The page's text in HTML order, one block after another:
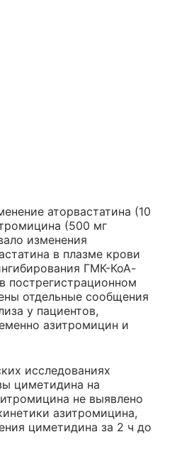
аторвастатина (10
(500 мг
изменения
в плазме крови
ГМК-КоА-
пострегистрационном
отдельные сообщения
у пациентов,
азитромицин и
исследованиях
циметидина на
не выявлено
азитромицина,
циметидина за 2 ч до